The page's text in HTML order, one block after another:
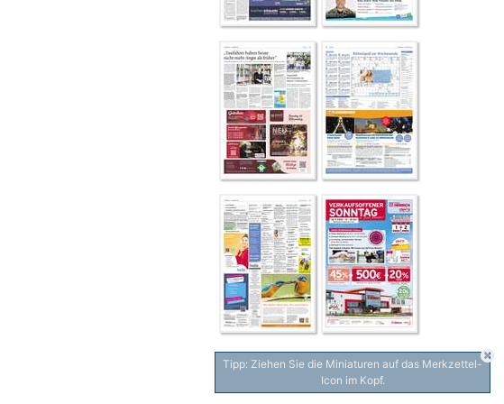
Tipp: Ziehen Sie die Miniaturen auf das Merkzettel-
Icon im Kopf.